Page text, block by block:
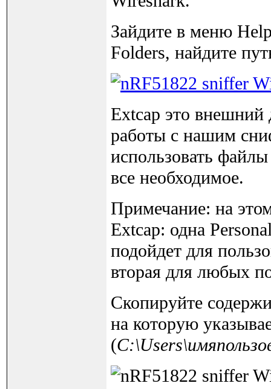
Зайдите в меню
Folders, найдите
Extcap это внешний
работы с нашим
использовать
все необходимое.
Примечание: на
Extcap: одна
подойдет для
вторая для любых
Скопируйте
на которую
(